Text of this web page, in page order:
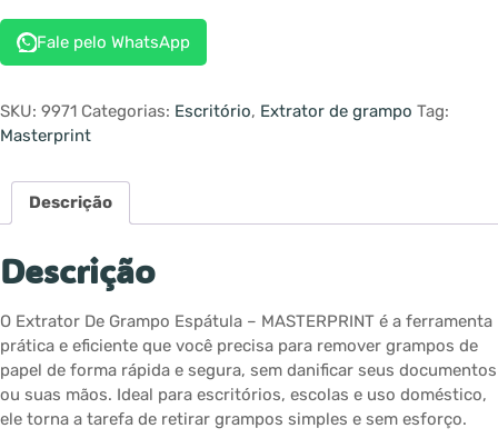
Fale pelo WhatsApp
SKU: 9971 Categorias: Escritório, Extrator de grampo Tag:
Masterprint
Descrição
Descrição
O Extrator De Grampo Espátula – MASTERPRINT é a ferramenta
prática e eficiente que você precisa para remover grampos de
papel de forma rápida e segura, sem danificar seus documentos
ou suas mãos. Ideal para escritórios, escolas e uso doméstico,
ele torna a tarefa de retirar grampos simples e sem esforço.